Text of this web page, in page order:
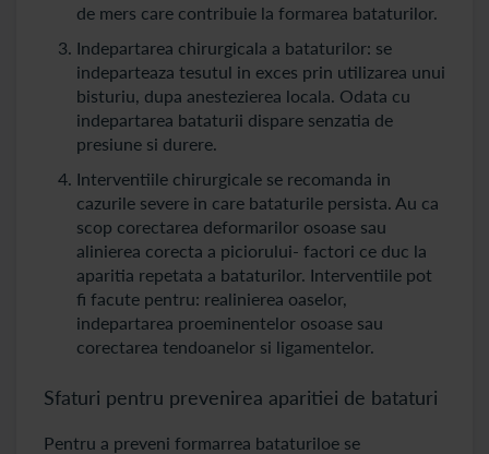
de mers care contribuie la formarea bataturilor.
Indepartarea chirurgicala a bataturilor: se
indeparteaza tesutul in exces prin utilizarea unui
bisturiu, dupa anestezierea locala. Odata cu
indepartarea bataturii dispare senzatia de
presiune si durere.
Interventiile chirurgicale se recomanda in
cazurile severe in care bataturile persista. Au ca
scop corectarea deformarilor osoase sau
alinierea corecta a piciorului- factori ce duc la
aparitia repetata a bataturilor. Interventiile pot
fi facute pentru: realinierea oaselor,
indepartarea proeminentelor osoase sau
corectarea tendoanelor si ligamentelor.
Sfaturi pentru prevenirea aparitiei de bataturi
Pentru a preveni formarrea bataturiloe se